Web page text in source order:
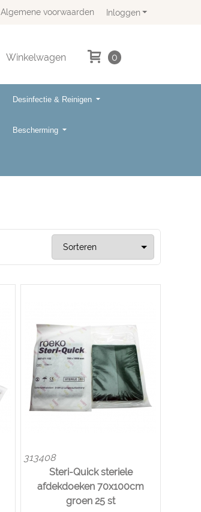
Inloggen
Algemene voorwaarden
Winkelwagen 0
Desinfectie & Reinigen
Bescherming
313408
Steri-Quick steriele
afdekdoeken 70x100cm
groen 25 st